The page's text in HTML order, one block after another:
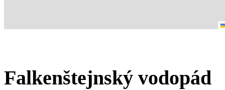
Falkenštejnský vodopád